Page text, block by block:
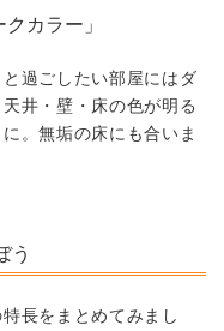
カラー」
過ごしたい部屋にはダ
井・壁・床の色が明る
。無垢の床にも合いま
う
長をまとめてみまし